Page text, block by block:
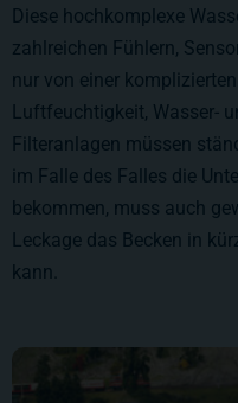
Diese hochkomplexe
zahlreichen Fühlern,
nur von einer
Luftfeuchtigkeit, Wasser-
Filteranlagen müssen
im Falle des Falles die
bekommen, muss auch
Leckage das Becken in
kann.